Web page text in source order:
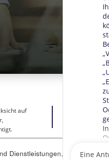
auf
Dienstleistungen, zur